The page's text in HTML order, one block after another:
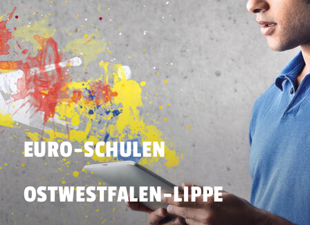
EURO-SCHULEN
OSTWESTFALEN-LIPPE